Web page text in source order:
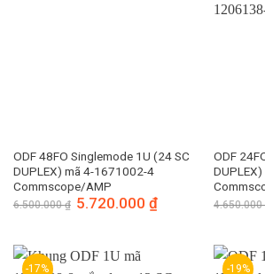
ODF 48FO Singlemode 1U (24 SC
DUPLEX) mã 4-1671002-4
Commscope/AMP
6.500.000₫ Giá
gốc
5.720.000₫
5.720.000 ₫.
ODF
4.650.000
-17% -19%